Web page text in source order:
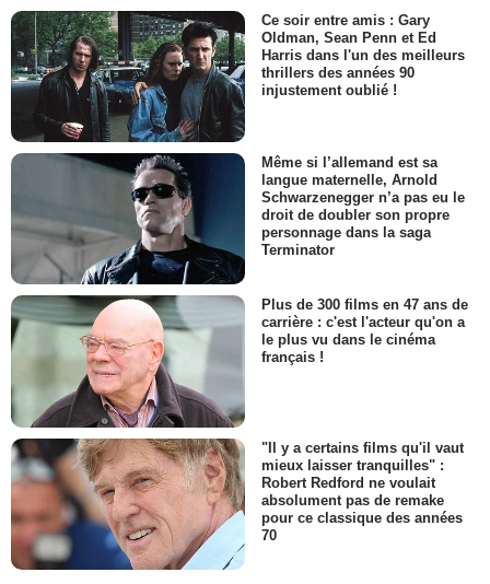
Ce soir entre amis : Gary
Oldman, Sean Penn et Ed
Harris dans l'un des meilleurs
thrillers des années 90
injustement oublié !
Même si l’allemand est sa
langue maternelle, Arnold
Schwarzenegger n’a pas eu le
droit de doubler son propre
personnage dans la saga
Terminator
Plus de 300 films en 47 ans de
carrière : c'est l'acteur qu'on a
le plus vu dans le cinéma
français !
"Il y a certains films qu'il vaut
mieux laisser tranquilles" :
Robert Redford ne voulait
absolument pas de remake
pour ce classique des années
70